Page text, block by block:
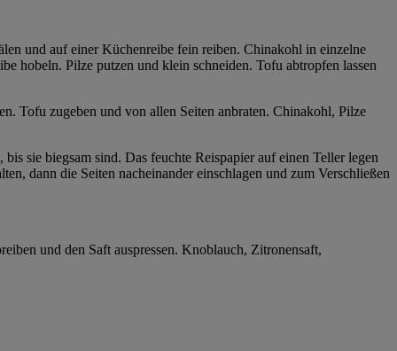
und auf einer Küchenreibe fein reiben. Chinakohl in einzelne
hobeln. Pilze putzen und klein schneiden. Tofu abtropfen lassen
Tofu zugeben und von allen Seiten anbraten. Chinakohl, Pilze
sie biegsam sind. Das feuchte Reispapier auf einen Teller legen
dann die Seiten nacheinander einschlagen und zum Verschließen
und den Saft auspressen. Knoblauch, Zitronensaft,